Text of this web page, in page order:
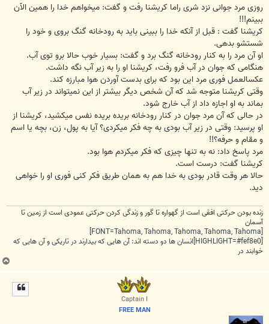
روزی مرد جوانی نزد شری راما کریشنا رفت و گفت: میخواهم خدا را همین الآن
ببینم!!!
کریشنا گفت : قبل از آنکه خدا را ببینی باید به رودخانه گنگ بروی و خود را
شستشو بدهی.
او آن مرد را به کنار رودخانه گنگ برد و گفت: بسیار خوب حالا برو توی آب.
هنگامی که جوان در آب فرو رفت، کریشنا او را به زیر آب نگه داشت.
عکسالعمل فوری مرد این بود که برای بدست آوردن هوا مبارزه کند.
وقتی کریشنا متوجه شد که آن شخص دیگر بیشتر از این نمیتواند در زیر آب
بماند به او اجازه داد از آب خارج شود.
در حالی که آن مرد جوان در کنار رودخانه بریده بریده نفس میکشید، کریشنا از
او پرسید: وقتی در زیر آب بودی به چه فکر میکردی؟ آیا به پول، زن، بچه یا اسم
و مقام و حرفه؟!!
مرد پاسخ داد: نه به تنها چیزی که فکر میکردم هوا بود.
کریشنا گفت: درست است.
حالا هر وقت قادر بودی به خدا هم به همان طریق فکر کنی فوری او را خواهی
دید.
زنده بودن حرکتی افقی است از گهواره تا گور و زندگی کردن حرکتی عمودی است از زمین تا
آسمان
[FONT=Tahoma, Tahoma, Tahoma, Tahoma, Tahoma]
[HIGHLIGHT=#fef8e0]انسان ها دو دسته اند: آن هایی که بیدارند در تاریکی و آن هایی که
خوابند در
ب
ا
Captain I
FREE MAN